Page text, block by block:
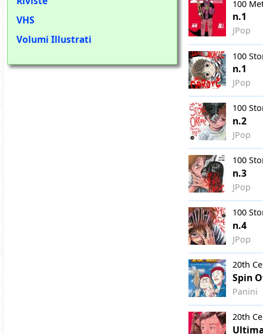
100
n.1
JPop
100
n.1
JPop
100
n.2
JPop
100
n.3
JPop
100
n.4
JPop
20th
Spin
Panini
20th
VHS
Volumi Illustrati